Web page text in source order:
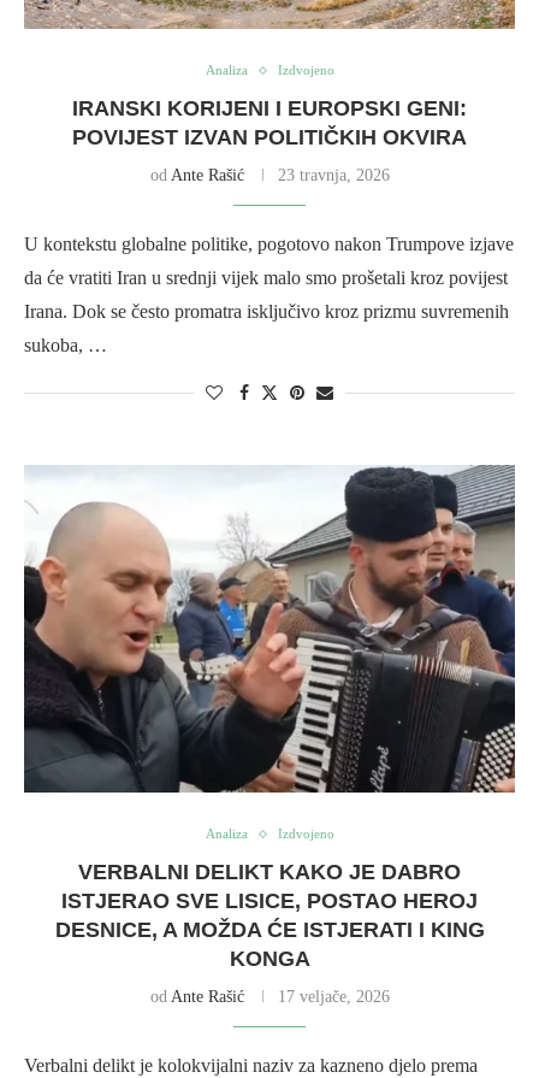
Analiza Izdvojeno
IRANSKI KORIJENI I EUROPSKI GENI:
POVIJEST IZVAN POLITIČKIH OKVIRA
od Ante Rašić 23 travnja, 2026
U kontekstu globalne politike, pogotovo nakon Trumpove izjave
da će vratiti Iran u srednji vijek malo smo prošetali kroz povijest
Irana. Dok se često promatra isključivo kroz prizmu suvremenih
sukoba, …
Analiza Izdvojeno
VERBALNI DELIKT KAKO JE DABRO
ISTJERAO SVE LISICE, POSTAO HEROJ
DESNICE, A MOŽDA ĆE ISTJERATI I KING
KONGA
od Ante Rašić 17 veljače, 2026
Verbalni delikt je kolokvijalni naziv za kazneno djelo prema